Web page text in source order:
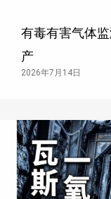
有毒有害气体
产
2026年7月14日